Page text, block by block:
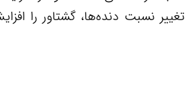
نسبت دنده‌ها، گشتاور را